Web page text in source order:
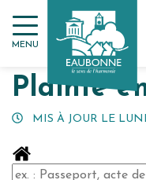
au
contenu
MENU
ACCUEIL MES
Plainte
MIS À JOUR LE